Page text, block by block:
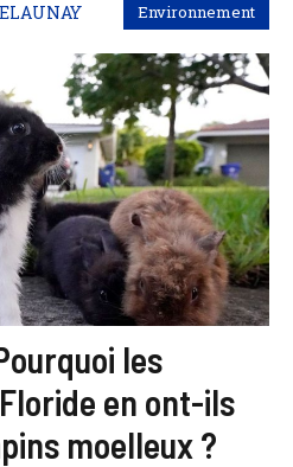
Environnement
les
en ont-ils
moelleux ?